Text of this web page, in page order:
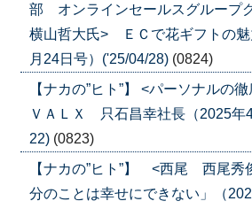
部 オンラインセールスグループ
横山哲大氏> ＥＣで花ギフトの魅
月24日号）('25/04/28) (0824)
【ナカの”ヒト”】 <パーソナルの
ＶＡＬＸ 只石昌幸社長（2025年
22) (0823)
【ナカの”ヒト”】 <西尾 西尾
分のことは幸せにできない」（